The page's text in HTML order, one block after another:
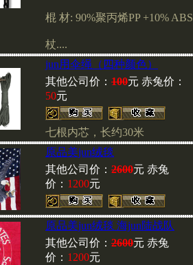
棍 材: 90%聚丙烯PP +10% ABS
杖....
jun用伞绳（四种颜色）
其他公司价： 100元 赤兔价：
50元
七根内芯，长约30米
原品美jun绒毯
其他公司价： 2600元 赤兔
价： 1200元
原品美jun绒毯 海jun陆战队
其他公司价： 2600元 赤兔
价： 1200元